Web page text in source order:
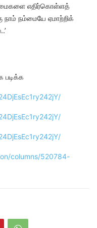
எதிர்கொள்ளத்
நம்மையே ஏமாற்றிக்
படிக்க
columns/520784-